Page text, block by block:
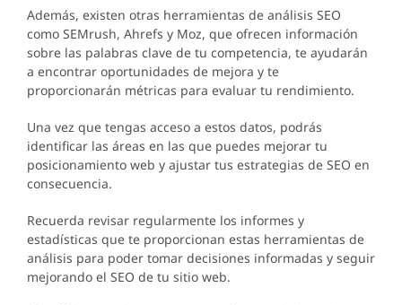
Además, existen otras herramientas de análisis SEO
como SEMrush, Ahrefs y Moz, que ofrecen información
sobre las palabras clave de tu competencia, te ayudarán
a encontrar oportunidades de mejora y te
proporcionarán métricas para evaluar tu rendimiento.
Una vez que tengas acceso a estos datos, podrás
identificar las áreas en las que puedes mejorar tu
posicionamiento web y ajustar tus estrategias de SEO en
consecuencia.
Recuerda revisar regularmente los informes y
estadísticas que te proporcionan estas herramientas de
análisis para poder tomar decisiones informadas y seguir
mejorando el SEO de tu sitio web.